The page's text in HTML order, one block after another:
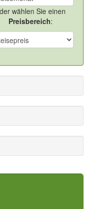
wählen Sie einen
Preisbereich: